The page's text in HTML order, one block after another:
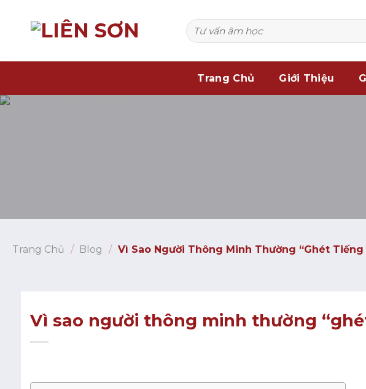
Tìm
kiếm:
Trang Chủ Giới Thiệu
Trang Chủ / Blog / Vì Sao Người Thông Minh Thường “ghét Tiếng
Vì sao người thông minh thường